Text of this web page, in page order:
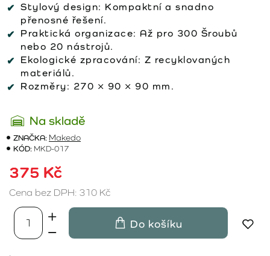
Stylový design: Kompaktní a snadno
přenosné řešení.
Praktická organizace: Až pro 300 Šroubů
nebo 20 nástrojů.
Ekologické zpracování: Z recyklovaných
materiálů.
Rozměry: 270 × 90 × 90 mm.
Na skladě
ZNAČKA: Makedo
KÓD: MKD-017
375 Kč
Cena bez DPH: 310 Kč
Do košíku